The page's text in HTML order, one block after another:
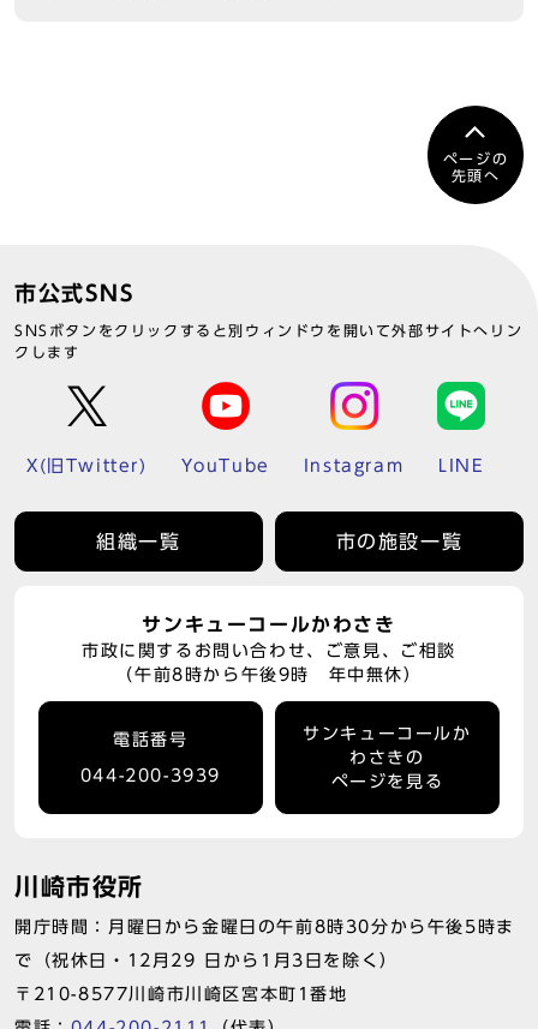
ページの
先頭へ
市公式SNS
SNSボタンをクリックすると別ウィンドウを開いて外部サイトへリン
クします
X(旧Twitter) YouTube Instagram LINE
組織一覧 市の施設一覧
サンキューコールかわさき
市政に関するお問い合わせ、ご意見、ご相談
（午前8時から午後9時 年中無休）
電話番号
044-200-3939
サンキューコールか
わさきの
ページを見る
川崎市役所
開庁時間：月曜日から金曜日の午前8時30分から午後5時ま
で（祝休日・12月29 日から1月3日を除く）
〒210-8577川崎市川崎区宮本町1番地